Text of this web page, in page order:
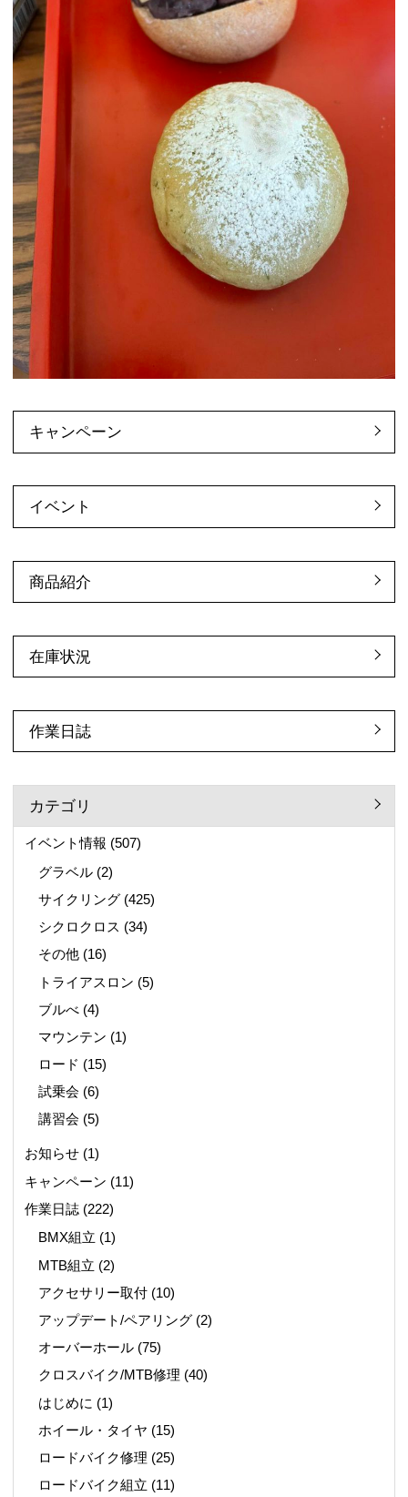
キャンペーン
イベント
商品紹介
在庫状況
作業日誌
カテゴリ
イベント情報 (507)
グラベル (2)
サイクリング (425)
シクロクロス (34)
その他 (16)
トライアスロン (5)
ブルべ (4)
マウンテン (1)
ロード (15)
試乗会 (6)
講習会 (5)
お知らせ(1)
キャンペーン (11)
作業日誌(222)
BMX組立 (1)
MTB組立 (2)
アクセサリー取付 (10)
アップデート/ペアリング (2)
オーバーホール (75)
クロスバイク/MTB修理 (40)
はじめに (1)
ホイール・タイヤ (15)
ロードバイク修理 (25)
ロードバイク組立 (11)